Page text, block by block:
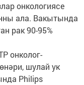
онкологиясе
ала. Вакытында
рак 90-95%
онколог-
шулай ук
Philips